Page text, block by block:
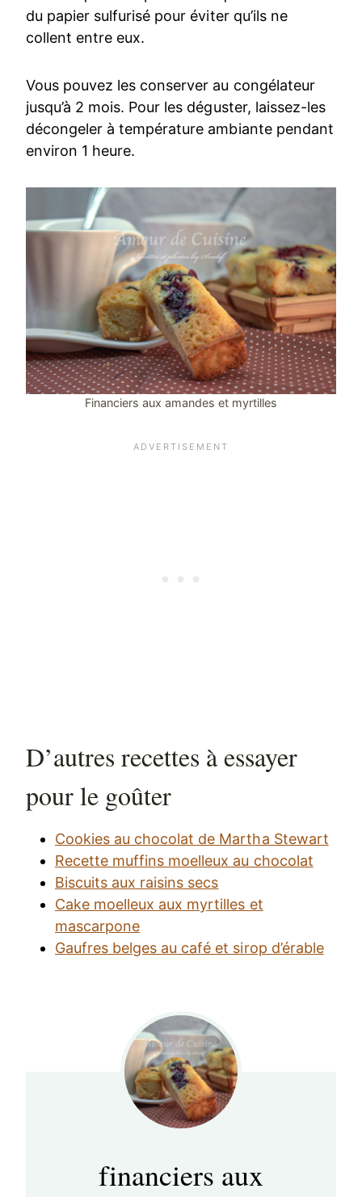
du papier sulfurisé pour éviter qu’ils ne
collent entre eux.
Vous pouvez les conserver au congélateur
jusqu’à 2 mois. Pour les déguster, laissez-les
décongeler à température ambiante pendant
environ 1 heure.
Financiers aux amandes et myrtilles
D’autres recettes à essayer
pour le goûter
Cookies au chocolat de Martha Stewart
Recette muffins moelleux au chocolat
Biscuits aux raisins secs
Cake moelleux aux myrtilles et
mascarpone
Gaufres belges au café et sirop d’érable
financiers aux